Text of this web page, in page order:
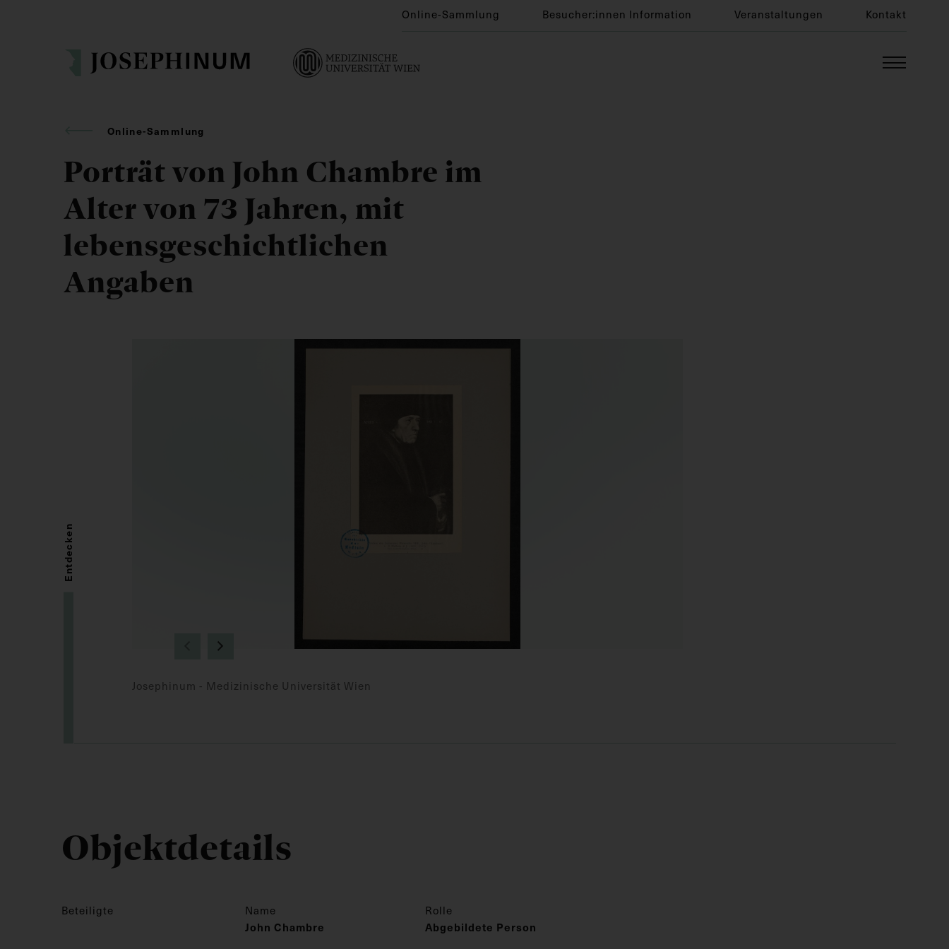
Online-Sammlung Besucher:innen Information Veranstaltungen Kontakt
Online-Sammlung
Porträt von John Chambre im
Alter von 73 Jahren, mit
lebensgeschichtlichen
Angaben
Josephinum - Medizinische Universität Wien
Entdecken
Objektdetails
Beteiligte Name Rolle
John Chambre
Abgebildete Person